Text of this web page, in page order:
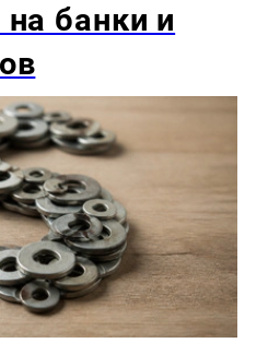
банки и